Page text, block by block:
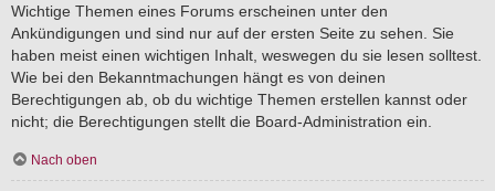
Wichtige Themen eines Forums erscheinen unter den
Ankündigungen und sind nur auf der ersten Seite zu sehen. Sie
haben meist einen wichtigen Inhalt, weswegen du sie lesen solltest.
Wie bei den Bekanntmachungen hängt es von deinen
Berechtigungen ab, ob du wichtige Themen erstellen kannst oder
nicht; die Berechtigungen stellt die Board-Administration ein.
Nach oben